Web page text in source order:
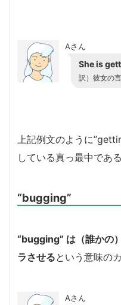
Aさん
She is
訳） 彼女の
上記例文のように
している真っ最中であ
“bugging”
“bugging” は（誰かの
ラさせるという意味の
Aさん